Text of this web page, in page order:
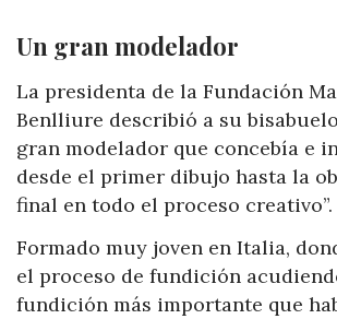
Un gran modelador
La presidenta de la Fundación
Benlliure describió a su
gran modelador que concebía e
desde el primer dibujo hasta la
final en todo el proceso creativo”.
Formado muy joven en Italia,
el proceso de fundición
fundición más importante que